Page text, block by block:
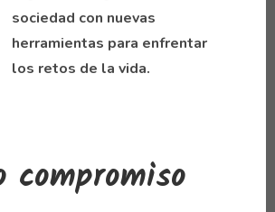
sociedad con nuevas
herramientas para enfrentar
los retos de la vida.
compromiso